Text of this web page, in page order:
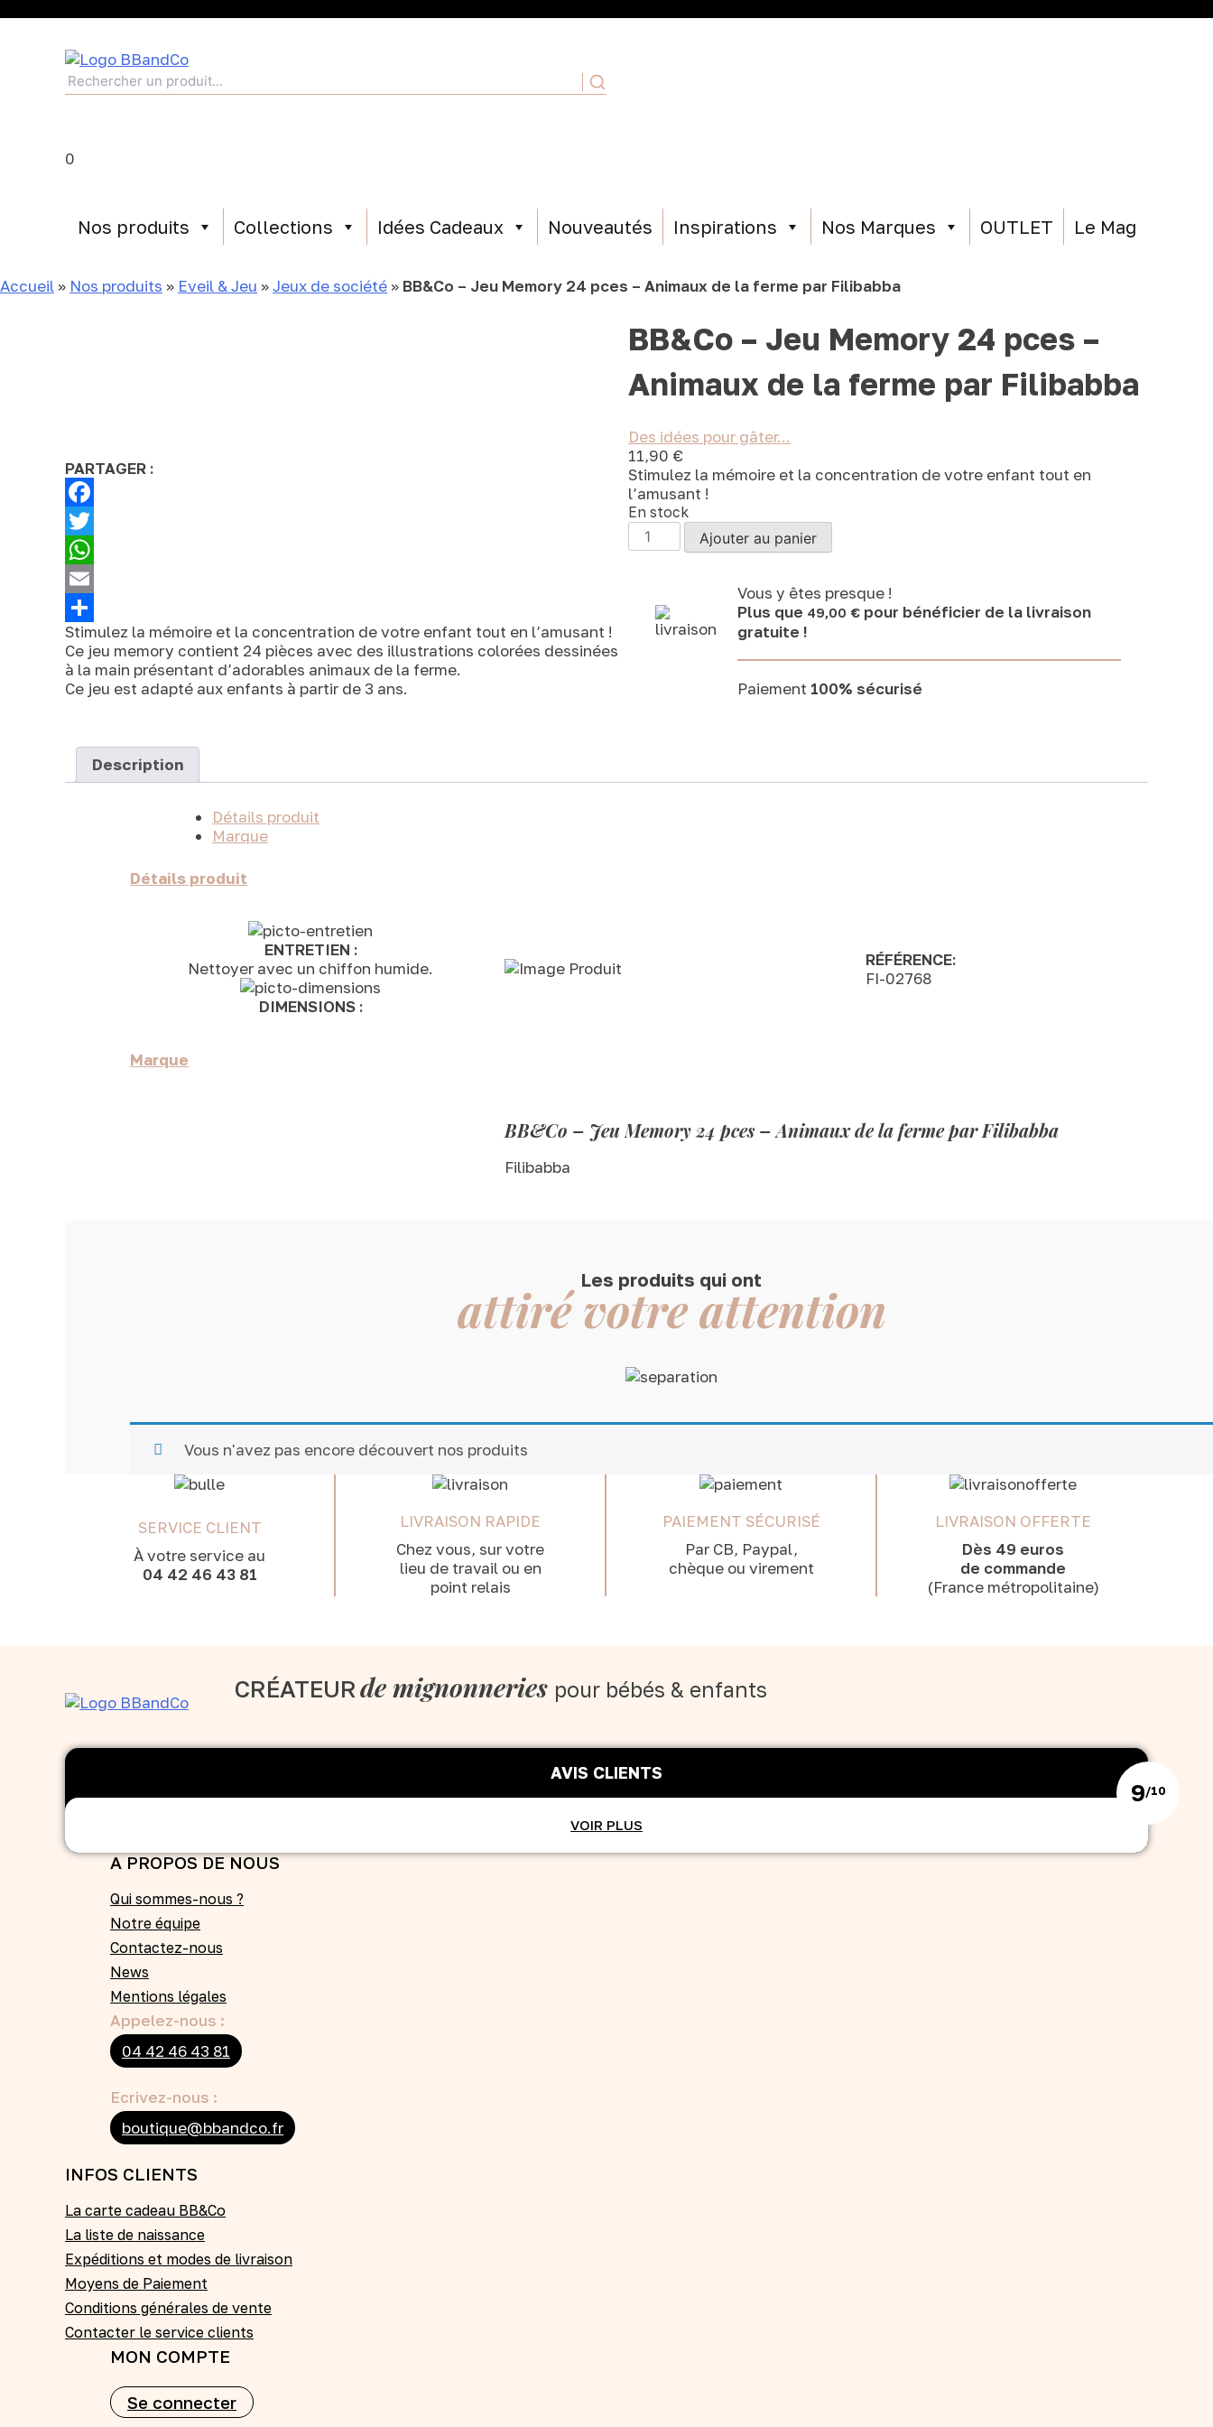
0
Nos produits Collections Idées Cadeaux Nouveautés Inspirations Nos Marques OUTLET Le Mag
Accueil » Nos produits » Eveil & Jeu »Jeux de société » BB&Co – Jeu Memory 24 pces – Animaux de la ferme par Filibabba
BB&Co – Jeu Memory 24 pces –
Animaux de la ferme par Filibabba
Des idées pour gâter...
11,90 €
Stimulez la mémoire et la concentration de votre enfant tout en
l’amusant !
En stock
quantité
de
Memory
Ajouter au panier
Vous y êtes presque !
Plus que 49,00 € pour bénéficier de la livraison
gratuite !
Paiement 100% sécurisé
PARTAGER :
Facebook
Twitter
WhatsApp
Email
Partager
Stimulez la mémoire et la concentration de votre enfant tout en l’amusant !
Ce jeu memory contient 24 pièces avec des illustrations colorées dessinées
à la main présentant d’adorables animaux de la ferme.
Ce jeu est adapté aux enfants à partir de 3 ans.
Description
Détails produit
Marque
Détails produit
ENTRETIEN :
Nettoyer avec un chiffon humide.
DIMENSIONS :
RÉFÉRENCE:
FI-02768
Marque
BB&Co – Jeu Memory 24 pces – Animaux de la ferme par Filibabba
Filibabba
Les produits qui ont
attiré votre attention
Vous n'avez pas encore découvert nos produits
SERVICE CLIENT
À votre service au
04 42 46 43 81
LIVRAISON RAPIDE
Chez vous, sur votre
lieu de travail ou en
point relais
PAIEMENT SÉCURISÉ
Par CB, Paypal,
chèque ou virement
LIVRAISON OFFERTE
Dès 49 euros
de commande
(France métropolitaine)
CRÉATEURde mignonneries pour bébés & enfants
AVIS CLIENTS
VOIR PLUS
9/10
A PROPOS DE NOUS
Qui sommes-nous ?
Notre équipe
Contactez-nous
News
Mentions légales
Appelez-nous :
04 42 46 43 81
Ecrivez-nous :
boutique@bbandco.fr
INFOS CLIENTS
La carte cadeau BB&Co
La liste de naissance
Expéditions et modes de livraison
Moyens de Paiement
Conditions générales de vente
Contacter le service clients
MON COMPTE
Se connecter